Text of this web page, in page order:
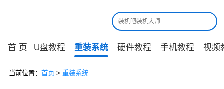
首 页 U盘教程 重装系统 硬件教程 手机教程 视频
当前位置： 首页 > 重装系统